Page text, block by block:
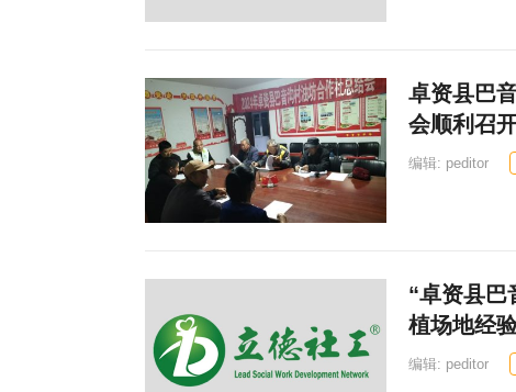
卓资县巴
会顺利召
编辑: peditor
“卓资县巴
植场地经
编辑: peditor